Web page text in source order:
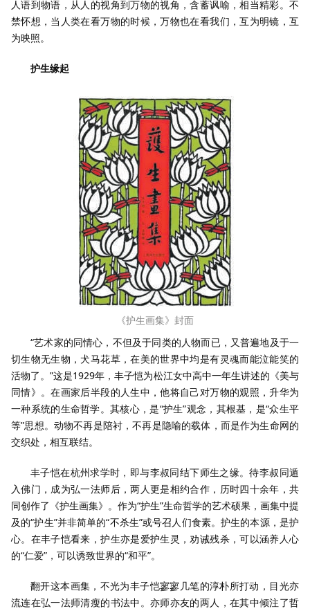
人语到物语，从人的视角到万物的视角，含蓄讽喻，相当精彩。不
禁怀想，当人类在看万物的时候，万物也在看我们，互为明镜，互
为映照。
护生缘起
《护生画集》封面
“艺术家的同情心，不但及于同类的人物而已，又普遍地及于一
切生物无生物，犬马花草，在美的世界中均是有灵魂而能泣能笑的
活物了。”这是1929年，丰子恺为松江女中高中一年生讲述的《美与
同情》。在画家后半段的人生中，他将自己对万物的观照，升华为
一种系统的生命哲学。其核心，是“护生”观念，其根基，是“众生平
等”思想。动物不再是陪衬，不再是隐喻的载体，而是作为生命网的
交织处，相互联结。
丰子恺在杭州求学时，即与李叔同结下师生之缘。待李叔同遁
入佛门，成为弘一法师后，两人更是相约合作，历时四十余年，共
同创作了《护生画集》。作为“护生”生命哲学的艺术硕果，画集中提
及的“护生”并非简单的“不杀生”或号召人们食素。护生的本源，是护
心。在丰子恺看来，护生亦是爱护生灵，劝诫残杀，可以涵养人心
的“仁爱”，可以诱致世界的“和平”。
翻开这本画集，不光为丰子恺寥寥几笔的淳朴所打动，目光亦
流连在弘一法师清瘦的书法中。亦师亦友的两人，在其中倾注了哲